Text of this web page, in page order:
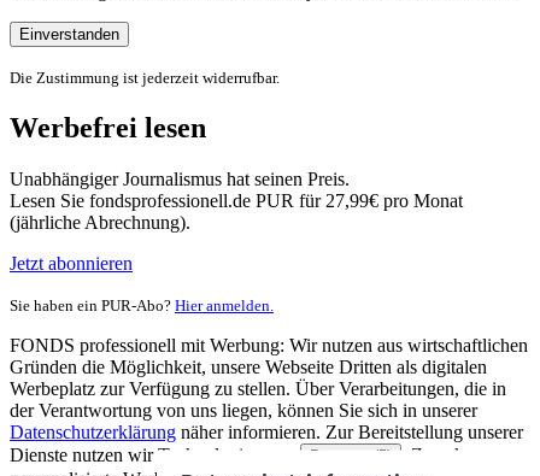
Einverstanden
Die Zustimmung ist jederzeit widerrufbar.
Werbefrei lesen
Unabhängiger Journalismus hat seinen Preis.
Lesen Sie fondsprofessionell.de PUR für 27,99€ pro Monat
(jährliche Abrechnung).
Jetzt abonnieren
Sie haben ein PUR-Abo? Hier anmelden.
FONDS professionell mit Werbung: Wir nutzen aus wirtschaftlichen
Gründen die Möglichkeit, unsere Webseite Dritten als digitalen
Werbeplatz zur Verfügung zu stellen. Über Verarbeitungen, die in
der Verantwortung von uns liegen, können Sie sich in unserer
Datenschutzerklärung näher informieren. Zur Bereitstellung unserer
Dienste nutzen wir Technologien von
Partnern (5)
. Zwecke: